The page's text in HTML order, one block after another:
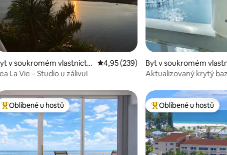
4,97 z 5, 137 hodnocení
v soukromém vlastnictví
městě Petrohrad
Průměrné hodnocení 4,95 z 5, 239
4,95 (239)
La Vie – Studio u zálivu!
Byt v soukromém
ve městě Petrohrad
Aktualizovaný krytý
Nejlepší v kategorii Oblíbené u hostů
Oblíbené u hostů Nejlepší v kategorii
Oblíbené u hostů